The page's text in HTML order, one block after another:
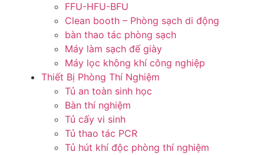
FFU-HFU-BFU
Clean booth – Phòng sạch di động
bàn thao tác phòng sạch
Máy làm sạch đế giày
Máy lọc không khí công nghiệp
Thiết Bị Phòng Thí Nghiệm
Tủ an toàn sinh học
Bàn thí nghiệm
Tủ cấy vi sinh
Tủ thao tác PCR
Tủ hút khí độc phòng thí nghiệm